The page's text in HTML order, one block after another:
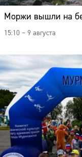
Моржи вышли на
15:10 – 9 августа